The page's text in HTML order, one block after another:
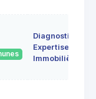
Diagnostics et
Expertises
Immobilières